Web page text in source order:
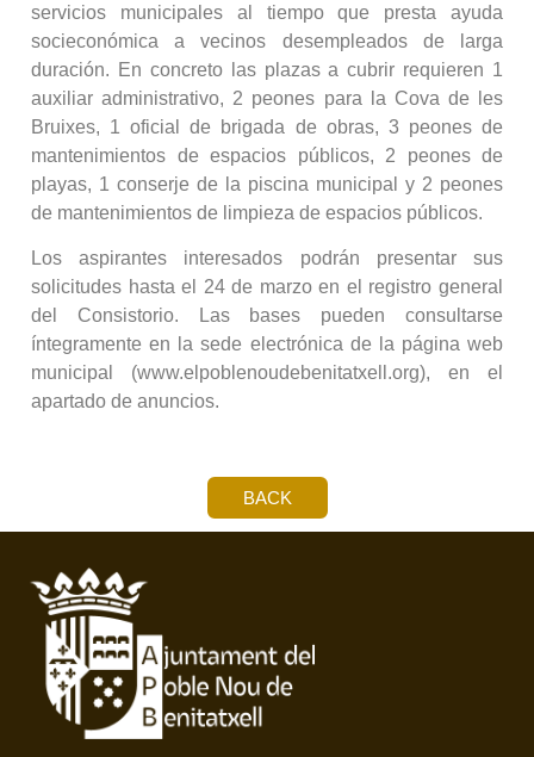
servicios municipales al tiempo que presta ayuda
socieconómica a vecinos desempleados de larga
duración. En concreto las plazas a cubrir requieren 1
auxiliar administrativo, 2 peones para la Cova de les
Bruixes, 1 oficial de brigada de obras, 3 peones de
mantenimientos de espacios públicos, 2 peones de
playas, 1 conserje de la piscina municipal y 2 peones
de mantenimientos de limpieza de espacios públicos.
Los aspirantes interesados podrán presentar sus
solicitudes hasta el 24 de marzo en el registro general
del Consistorio. Las bases pueden consultarse
íntegramente en la sede electrónica de la página web
municipal (www.elpoblenoudebenitatxell.org), en el
apartado de anuncios.
BACK